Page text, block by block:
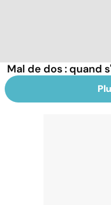
Mal de dos : quand